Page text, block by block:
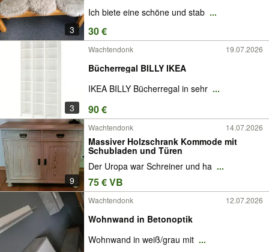
3
Ich biete eine schöne und stab ...
30 €
3
Wachtendonk 19.07.2026
Bücherregal BILLY IKEA
IKEA BILLY Bücherregal in sehr ...
90 €
9
Wachtendonk 14.07.2026
Massiver Holzschrank Kommode mit
Schubladen und Türen
Der Uropa war Schreiner und ha ...
75 € VB
Wachtendonk 12.07.2026
Wohnwand in Betonoptik
Wohnwand in weiß/grau mit ...